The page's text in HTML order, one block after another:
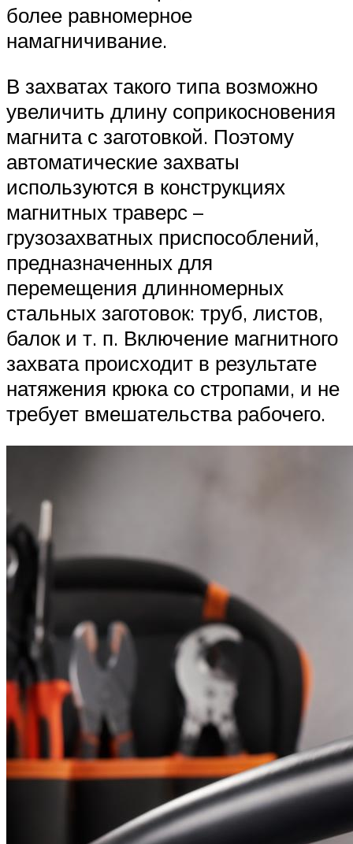
более равномерное
намагничивание.
В захватах такого типа возможно
увеличить длину соприкосновения
магнита с заготовкой. Поэтому
автоматические захваты
используются в конструкциях
магнитных траверс –
грузозахватных приспособлений,
предназначенных для
перемещения длинномерных
стальных заготовок: труб, листов,
балок и т. п. Включение магнитного
захвата происходит в результате
натяжения крюка со стропами, и не
требует вмешательства рабочего.